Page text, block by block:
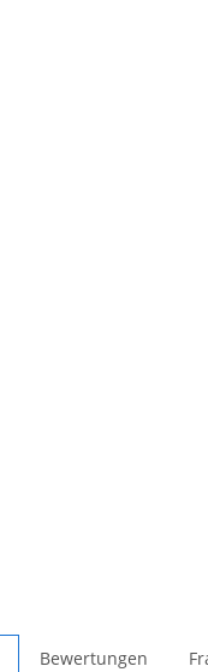
Bewertungen